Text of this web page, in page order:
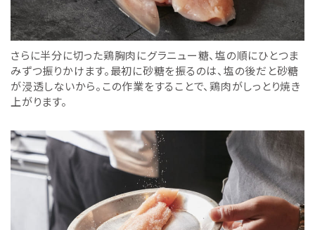
さらに半分に切った鶏胸肉にグラニュー糖、塩の順にひとつま
みずつ振りかけます。最初に砂糖を振るのは、塩の後だと砂糖
が浸透しないから。この作業をすることで、鶏肉がしっとり焼き
上がります。